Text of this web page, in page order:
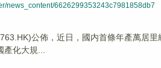
news_content/6626299353243c7981858db7
公佈，近日，國内首條年產萬居
化大規...